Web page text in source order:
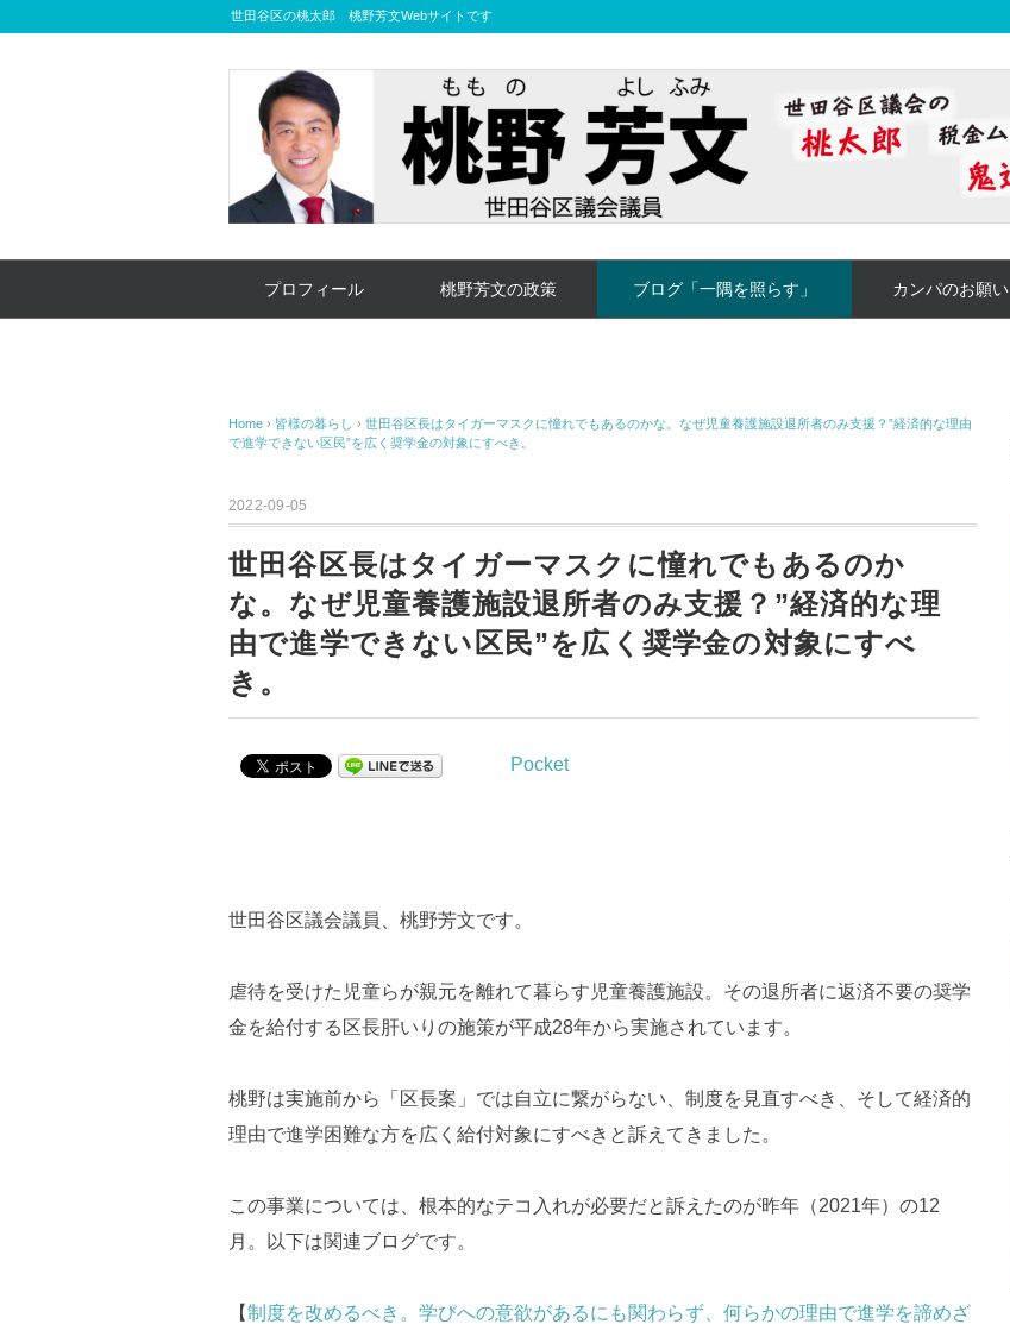
世田谷区の桃太郎 桃野芳文Webサイトです
プロフィール 桃野芳文の政策 ブログ「一隅を照らす」 カンパのお願い
Home › 皆様の暮らし › 世田谷区長はタイガーマスクに憧れでもあるのかな。なぜ児童養護施設退所者のみ支援？”経済的な理由
で進学できない区民”を広く奨学金の対象にすべき。
2022-09-05
世田谷区長はタイガーマスクに憧れでもあるのか
な。なぜ児童養護施設退所者のみ支援？”経済的な理
由で進学できない区民”を広く奨学金の対象にすべ
き。
Pocket
世田谷区議会議員、桃野芳文です。
虐待を受けた児童らが親元を離れて暮らす児童養護施設。その退所者に返済不要の奨学
金を給付する区長肝いりの施策が平成28年から実施されています。
桃野は実施前から「区長案」では自立に繋がらない、制度を見直すべき、そして経済的
理由で進学困難な方を広く給付対象にすべきと訴えてきました。
この事業については、根本的なテコ入れが必要だと訴えたのが昨年（2021年）の12
月。以下は関連ブログです。
【制度を改めるべき。学びへの意欲があるにも関わらず、何らかの理由で進学を諦めざ